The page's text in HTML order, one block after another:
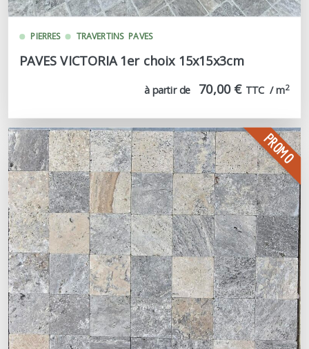
PIERRES TRAVERTINS PAVES
PAVES VICTORIA 1er choix 15x15x3cm
à partir de 70,00 € TTC  / m2
PROMO